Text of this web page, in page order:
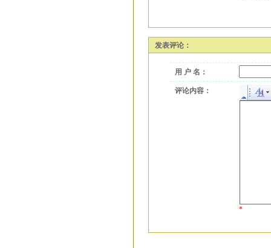
发表评论：
用 户 名：
评论内容：
*